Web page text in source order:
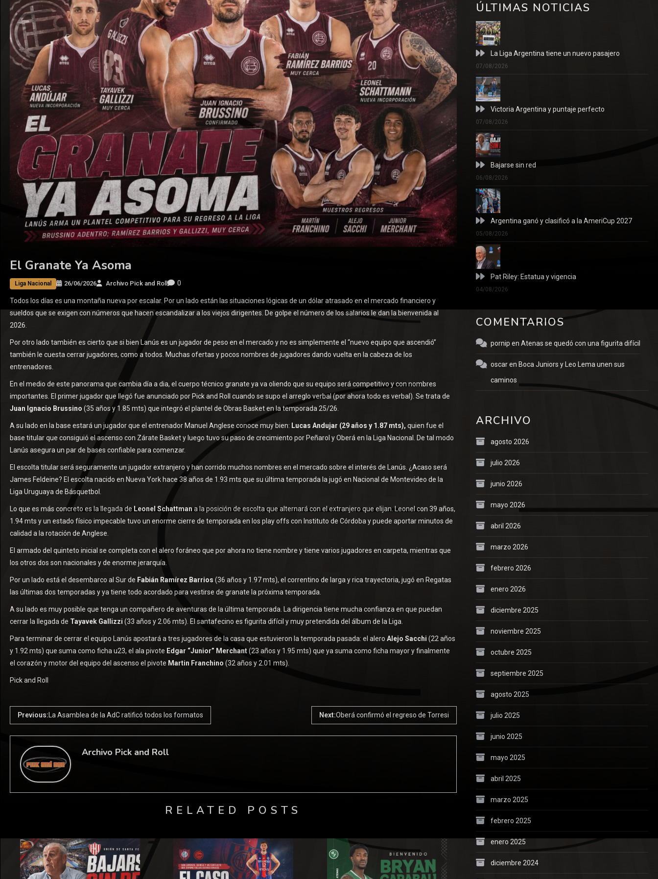
El Granate Ya Asoma
Liga Nacional 26/06/2026 Archivo Pick and Roll 0
Todos los días es una montaña nueva por escalar. Por un lado están las situaciones lógicas de un dólar atrasado en el mercado financiero y
sueldos que se exigen con números que hacen escandalizar a los viejos dirigentes. De golpe el número de los salarios le dan la bienvenida al
2026.
Por otro lado también es cierto que si bien Lanús es un jugador de peso en el mercado y no es simplemente el “nuevo equipo que ascendió”
también le cuesta cerrar jugadores, como a todos. Muchas ofertas y pocos nombres de jugadores dando vuelta en la cabeza de los
entrenadores.
En el medio de este panorama que cambia día a dia, el cuerpo técnico granate ya va oliendo que su equipo será competitivo y con nombres
importantes. El primer jugador que llegó fue anunciado por Pick and Roll cuando se supo el arreglo verbal (por ahora todo es verbal). Se trata de
Juan Ignacio Brussino (35 años y 1.85 mts) que integró el plantel de Obras Basket en la temporada 25/26.
A su lado en la base estará un jugador que el entrenador Manuel Anglese conoce muy bien: Lucas Andujar (29 años y 1.87 mts), quien fue el
base titular que consiguió el ascenso con Zárate Basket y luego tuvo su paso de crecimiento por Peñarol y Oberá en la Liga Nacional. De tal modo
Lanús asegura un par de bases confiable para comenzar.
El escolta titular será seguramente un jugador extranjero y han corrido muchos nombres en el mercado sobre el interés de Lanús. ¿Acaso será
James Feldeine? El escolta nacido en Nueva York hace 38 años de 1.93 mts que su última temporada la jugó en Nacional de Montevideo de la
Liga Uruguaya de Básquetbol.
Lo que es más concreto es la llegada de Leonel Schattman a la posición de escolta que alternará con el extranjero que elijan. Leonel con 39 años,
1.94 mts y un estado físico impecable tuvo un enorme cierre de temporada en los play offs con Instituto de Córdoba y puede aportar minutos de
calidad a la rotación de Anglese.
El armado del quinteto inicial se completa con el alero foráneo que por ahora no tiene nombre y tiene varios jugadores en carpeta, mientras que
los otros dos son nacionales y de enorme jerarquía.
Por un lado está el desembarco al Sur de Fabián Ramírez Barrios (36 años y 1.97 mts), el correntino de larga y rica trayectoria, jugó en Regatas
las últimas dos temporadas y ya tiene todo acordado para vestirse de granate la próxima temporada.
A su lado es muy posible que tenga un compañero de aventuras de la última temporada. La dirigencia tiene mucha confianza en que puedan
cerrar la llegada de Tayavek Gallizzi (33 años y 2.06 mts). El santafecino es figurita difícil y muy pretendida del álbum de la Liga.
Para terminar de cerrar el equipo Lanús apostará a tres jugadores de la casa que estuvieron la temporada pasada: el alero Alejo Sacchi (22 años
y 1.92 mts) que suma como ficha u23, el ala pivote Edgar “Junior” Merchant(23 años y 1.95 mts) que ya suma como ficha mayor y finalmente
el corazón y motor del equipo del ascenso el pivote Martin Franchino (32 años y 2.01 mts).
Pick and Roll
Previous:La Asamblea de la AdC ratificó todos los formatos Next:Oberá confirmó el regreso de Torresi
Archivo Pick and Roll
RELATED POSTS
ÚLTIMAS NOTICIAS
La Liga Argentina tiene un nuevo pasajero
07/08/2026
Victoria Argentina y puntaje perfecto
07/08/2026
Bajarse sin red
06/08/2026
Argentina ganó y clasificó a la AmeriCup 2027
05/08/2026
Pat Riley: Estatua y vigencia
04/08/2026
COMENTARIOS
pornip en Atenas se quedó con una figurita difícil
oscaren Boca Juniors y Leo Lema unen sus
caminos
ARCHIVO
agosto 2026
julio 2026
junio 2026
mayo 2026
abril 2026
marzo 2026
febrero 2026
enero 2026
diciembre 2025
noviembre 2025
octubre 2025
septiembre 2025
agosto 2025
julio 2025
junio 2025
mayo 2025
abril 2025
marzo 2025
febrero 2025
enero 2025
diciembre 2024